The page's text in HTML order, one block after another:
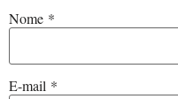
Nome *
E-mail *